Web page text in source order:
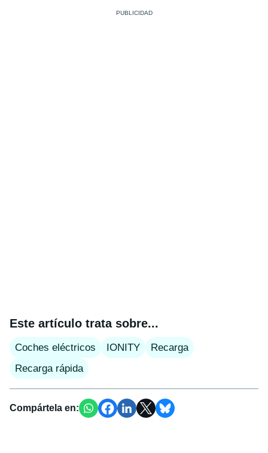
Este artículo trata sobre...
Coches eléctricos IONITY
Recarga
Recarga rápida
Compártela en: